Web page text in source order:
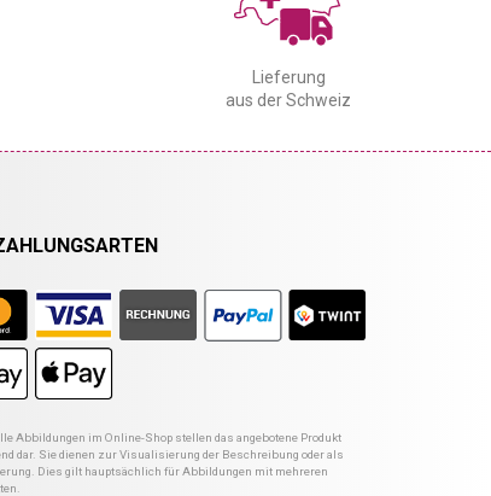
Lieferung
aus der Schweiz
Abbildungen im Online-Shop stellen das angebotene Produkt
dar. Sie dienen zur Visualisierung der Beschreibung oder als
Dies gilt hauptsächlich für Abbildungen mit mehreren